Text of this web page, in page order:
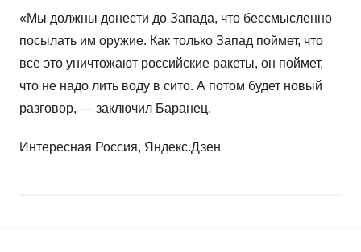
«Мы должны донести до Запада, что бессмысленно
посылать им оружие. Как только Запад поймет, что
все это уничтожают российские ракеты, он поймет,
что не надо лить воду в сито. А потом будет новый
разговор, — заключил Баранец.
Интересная Россия, Яндекс.Дзен